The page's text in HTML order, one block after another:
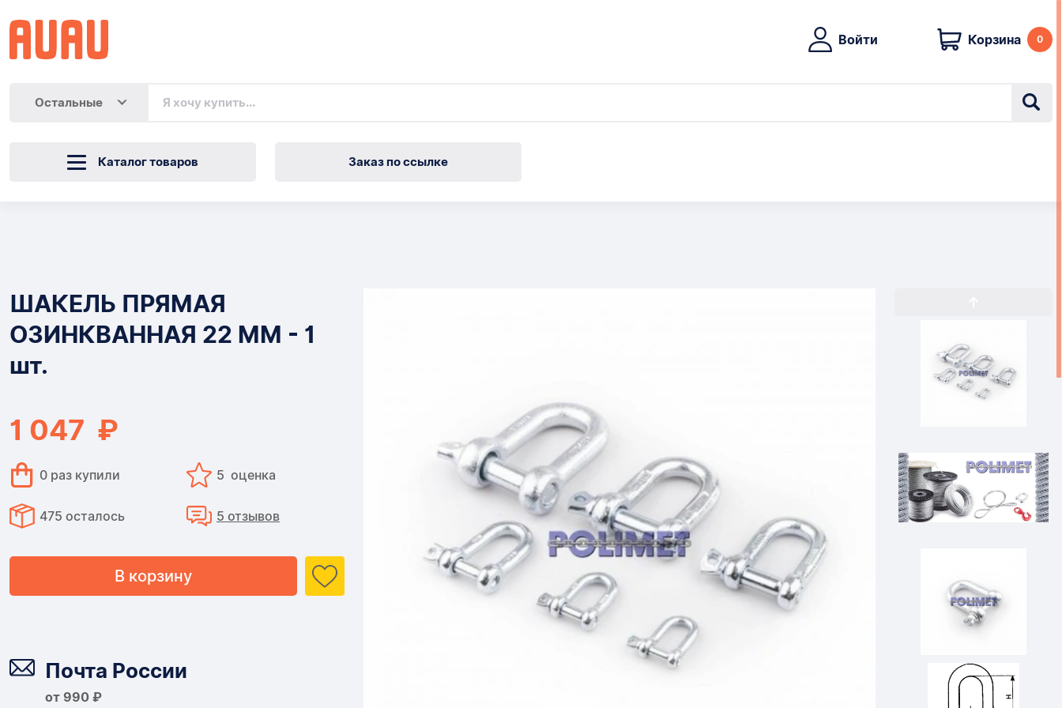
Войти Корзина 0
Остальные
Каталог товаров Заказ по ссылке
22
ММ
шт.
1 047 ₽
ШАКЕЛЬ ПРЯМАЯ
ОЗИНКВАННАЯ 22 ММ - 1
шт.
0 раз купили 5 оценка
475 осталось 5 отзывов
В корзину
Почта России
от 990 ₽